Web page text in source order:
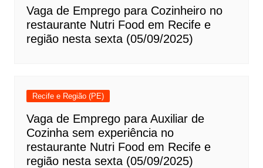
Vaga de Emprego para Cozinheiro no
restaurante Nutri Food em Recife e
região nesta sexta (05/09/2025)
Recife e Região (PE)
Vaga de Emprego para Auxiliar de
Cozinha sem experiência no
restaurante Nutri Food em Recife e
região nesta sexta (05/09/2025)